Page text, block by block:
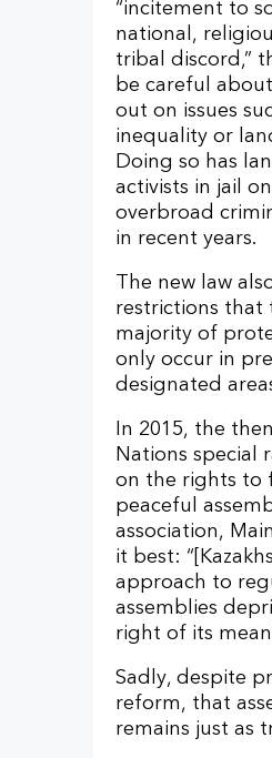
“incitement to
national,
tribal discord,”
be careful
out on issues
inequality or
Doing so has
activists in jail
overbroad
in recent years.
The new law
restrictions that
majority of
only occur in
designated
In 2015, the
Nations special
on the rights to
peaceful
association,
it best:
approach to
assemblies
right of its
Sadly, despite
reform, that
remains just as